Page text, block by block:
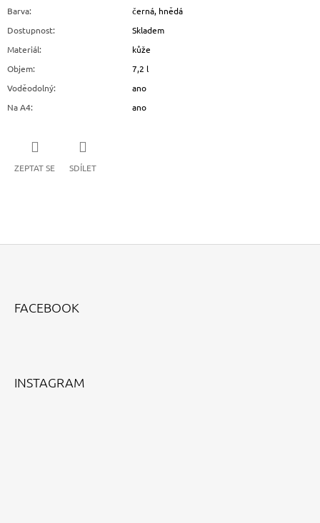
Barva:
černá, hnědá
Dostupnost:
Skladem
Materiál:
kůže
Objem:
7,2 l
Voděodolný:
ano
Na A4: ano
ZEPTAT SE SDÍLET
FACEBOOK
INSTAGRAM